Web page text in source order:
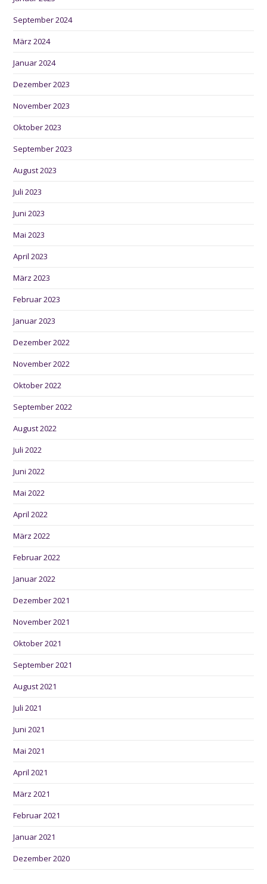
September 2024
März 2024
Januar 2024
Dezember 2023
November 2023
Oktober 2023
September 2023
August 2023
Juli 2023
Juni 2023
Mai 2023
April 2023
März 2023
Februar 2023
Januar 2023
Dezember 2022
November 2022
Oktober 2022
September 2022
August 2022
Juli 2022
Juni 2022
Mai 2022
April 2022
März 2022
Februar 2022
Januar 2022
Dezember 2021
November 2021
Oktober 2021
September 2021
August 2021
Juli 2021
Juni 2021
Mai 2021
April 2021
März 2021
Februar 2021
Januar 2021
Dezember 2020